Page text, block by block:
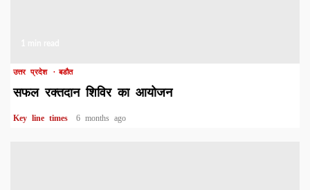
उत्तर प्रदेश बडौत
सफल रक्तदान शिविर का आयोजन
Key line times 6 months ago